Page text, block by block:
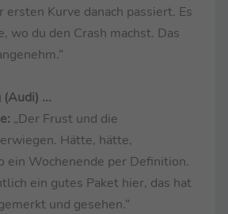
ersten Kurve danach passiert. Es
wo du den Crash machst. Das
...
„Der Frust und die
Hätte, hätte,
ein Wochenende per Definition.
ein gutes Paket hier, das hat
und gesehen.“